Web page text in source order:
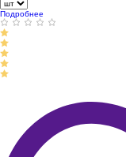
Подробнее